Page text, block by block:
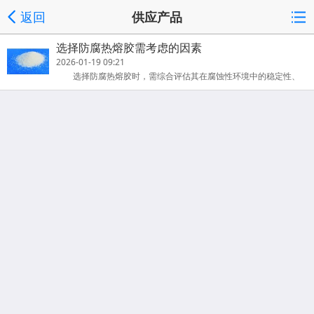
返回 供应产品
选择防腐热熔胶需考虑的因素
2026-01-19 09:21
选择防腐热熔胶时，需综合评估其在腐蚀性环境中的稳定性、
耐久性和粘接性能，以应对化学物质、湿度、温度等因素的侵蚀。